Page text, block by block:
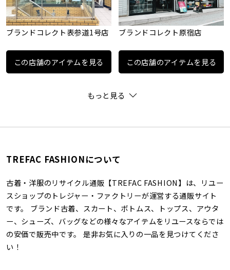
ブランドコレクト表参道1号店
この店舗のアイテムを見る
ブランドコレクト原宿店
この店舗のアイテムを見る
もっと見る
TREFAC FASHIONについて
古着・洋服のリサイクル通販【TREFAC FASHION】は、リユー
スショップのトレジャー・ファクトリーが運営する通販サイト
です。 ブランド古着、スカート、ボトムス、トップス、アウタ
ー、シューズ、バッグなどの様々なアイテムをリユースならでは
の安価で販売中です。 是非お気に入りの一品を見つけてくださ
い！